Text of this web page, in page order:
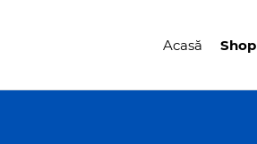
Acasă Shop